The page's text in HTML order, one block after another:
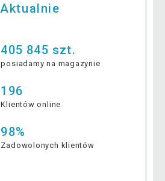
Aktualnie
405 845 szt.
posiadamy na magazynie
196
Klientów online
98%
Zadowolonych klientów